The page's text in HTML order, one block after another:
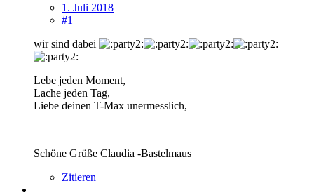
1. Juli 2018
#1
wir sind dabei
Lebe jeden Moment,
Lache jeden Tag,
Liebe deinen T-Max unermesslich,
Schöne Grüße Claudia -Bastelmaus
Zitieren